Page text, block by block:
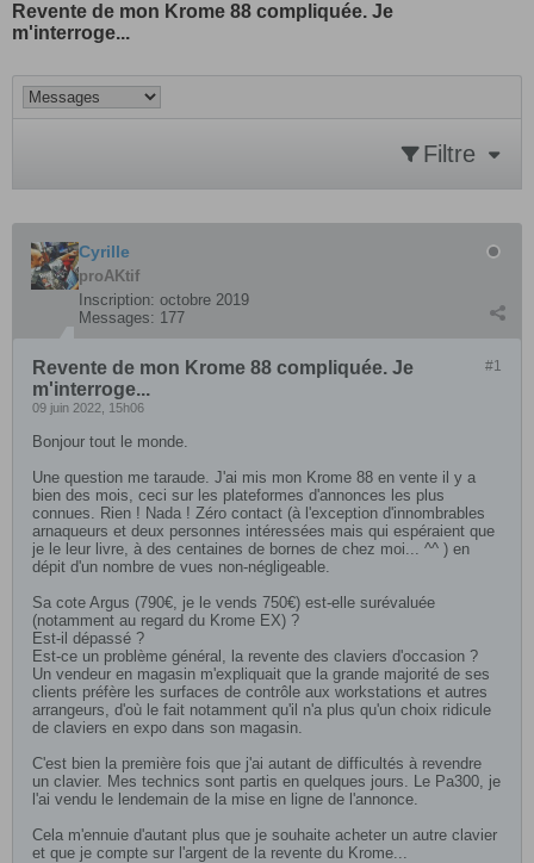
Revente de mon Krome 88 compliquée. Je
m'interroge...
Filtre
Cyrille
proAKtif
Inscription: octobre 2019
Messages: 177
#1
Revente de mon Krome 88 compliquée. Je
m'interroge...
09 juin 2022, 15h06
Bonjour tout le monde.
Une question me taraude. J'ai mis mon Krome 88 en vente il y a
bien des mois, ceci sur les plateformes d'annonces les plus
connues. Rien ! Nada ! Zéro contact (à l'exception d'innombrables
arnaqueurs et deux personnes intéressées mais qui espéraient que
je le leur livre, à des centaines de bornes de chez moi... ^^ ) en
dépit d'un nombre de vues non-négligeable.
Sa cote Argus (790€, je le vends 750€) est-elle surévaluée
(notamment au regard du Krome EX) ?
Est-il dépassé ?
Est-ce un problème général, la revente des claviers d'occasion ?
Un vendeur en magasin m'expliquait que la grande majorité de ses
clients préfère les surfaces de contrôle aux workstations et autres
arrangeurs, d'où le fait notamment qu'il n'a plus qu'un choix ridicule
de claviers en expo dans son magasin.
C'est bien la première fois que j'ai autant de difficultés à revendre
un clavier. Mes technics sont partis en quelques jours. Le Pa300, je
l'ai vendu le lendemain de la mise en ligne de l'annonce.
Cela m'ennuie d'autant plus que je souhaite acheter un autre clavier
et que je compte sur l'argent de la revente du Krome...